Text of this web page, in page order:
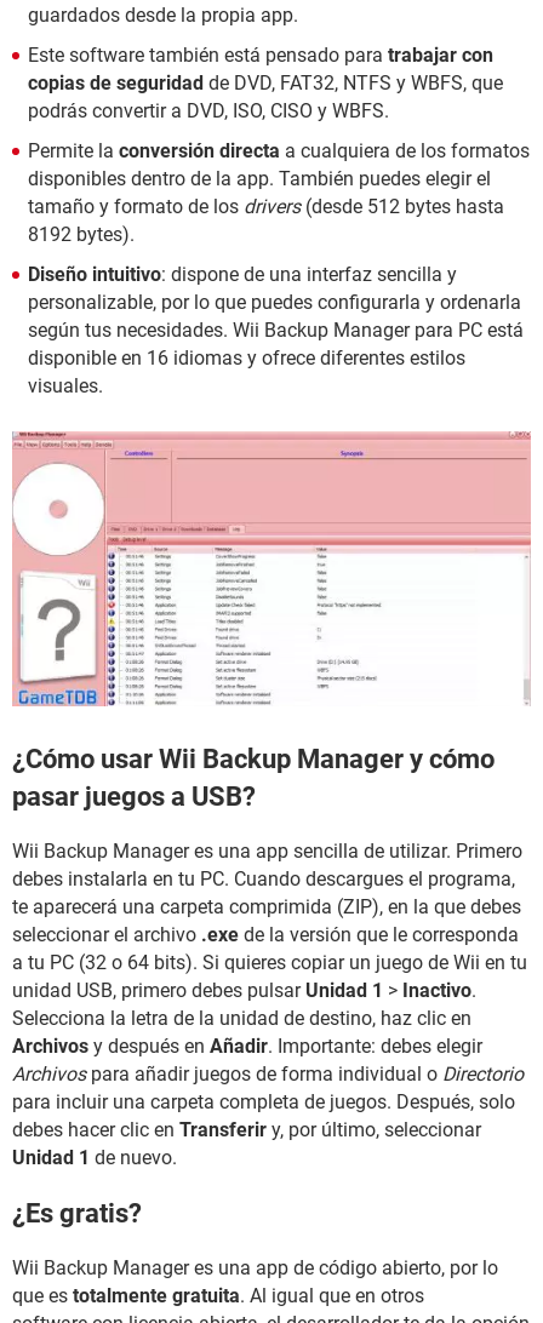
guardados desde la propia app.
Este software también está pensado para trabajar con
copias de seguridad de DVD, FAT32, NTFS y WBFS, que
podrás convertir a DVD, ISO, CISO y WBFS.
Permite la conversión directa a cualquiera de los formatos
disponibles dentro de la app. También puedes elegir el
tamaño y formato de los drivers(desde 512 bytes hasta
8192 bytes).
Diseño intuitivo: dispone de una interfaz sencilla y
personalizable, por lo que puedes configurarla y ordenarla
según tus necesidades. Wii Backup Manager para PC está
disponible en 16 idiomas y ofrece diferentes estilos
visuales.
¿Cómo usar Wii Backup Manager y cómo
pasar juegos a USB?
Wii Backup Manager es una app sencilla de utilizar. Primero
debes instalarla en tu PC. Cuando descargues el programa,
te aparecerá una carpeta comprimida (ZIP), en la que debes
seleccionar el archivo .exe de la versión que le corresponda
a tu PC (32 o 64 bits). Si quieres copiar un juego de Wii en tu
unidad USB, primero debes pulsar Unidad 1 > Inactivo.
Selecciona la letra de la unidad de destino, haz clic en
Archivos y después en Añadir. Importante: debes elegir
Archivospara añadir juegos de forma individual o Directorio
para incluir una carpeta completa de juegos. Después, solo
debes hacer clic en Transferir y, por último, seleccionar
Unidad 1 de nuevo.
¿Es gratis?
Wii Backup Manager es una app de código abierto, por lo
que es totalmente gratuita. Al igual que en otros